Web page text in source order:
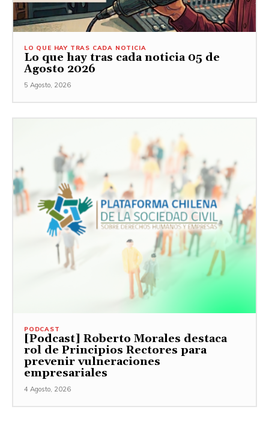
LO QUE HAY TRAS CADA NOTICIA
Lo que hay tras cada noticia 05 de
Agosto 2026
5 Agosto, 2026
PODCAST
[Podcast] Roberto Morales destaca
rol de Principios Rectores para
prevenir vulneraciones
empresariales
4 Agosto, 2026